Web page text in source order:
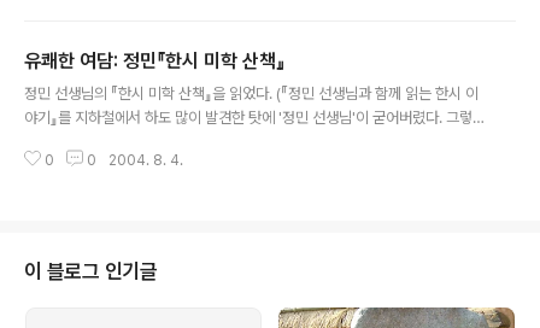
상이다. 이 강렬한 나르시시슴narcissisme, 그것이 김혜순 시의 본질이다. 김
혜순 시에서는 특징적으로 물의 이마쥬가 무척 강렬하게, 그리고 지속적으로 나
오고 있는 것을 볼 수 있는데, 거기서 물의 이마쥬는 자세히 살펴보..
유쾌한 여담: 정민『한시 미학 산책』
정민 선생님의 『한시 미학 산책』을 읽었다. (『정민 선생님과 함께 읽는 한시 이
야기』를 지하철에서 하도 많이 발견한 탓에 '정민 선생님'이 굳어버렸다. 그렇지
다는 '선생님'이 옳다. 고등학교 시절 은사님은 중국에서는 존경의 뜻으로
해 한시 한 편을 보면 좋겠다. 잊지 않으면 말이다. 여담이지만, 『한시 미학 산
책』에 모란과 고양이에 얽힌 설명이 나온다. 이야기의 시작은 당 태종이 선덕여
0 0 2004. 8. 4.
이 블로그 인기글